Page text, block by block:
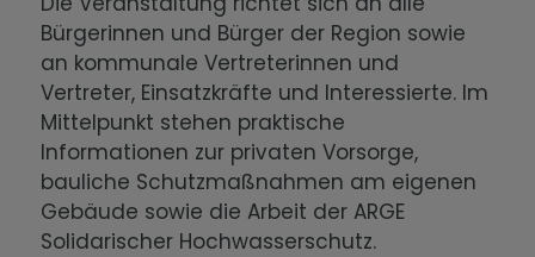
Bürgerinnen und Bürger der Region sowie
an kommunale Vertreterinnen und
Vertreter, Einsatzkräfte und Interessierte. Im
Mittelpunkt stehen praktische
Informationen zur privaten Vorsorge,
bauliche Schutzmaßnahmen am eigenen
Gebäude sowie die Arbeit der ARGE
Solidarischer Hochwasserschutz.